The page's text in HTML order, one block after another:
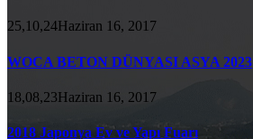
25,10,24Haziran 16, 2017
WOCA BETON DÜNYASI ASYA 2023
18,08,23Haziran 16, 2017
2018 Japonya Ev ve Yapı Fuarı